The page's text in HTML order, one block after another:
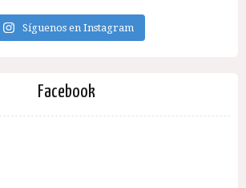
Síguenos en Instagram
Facebook